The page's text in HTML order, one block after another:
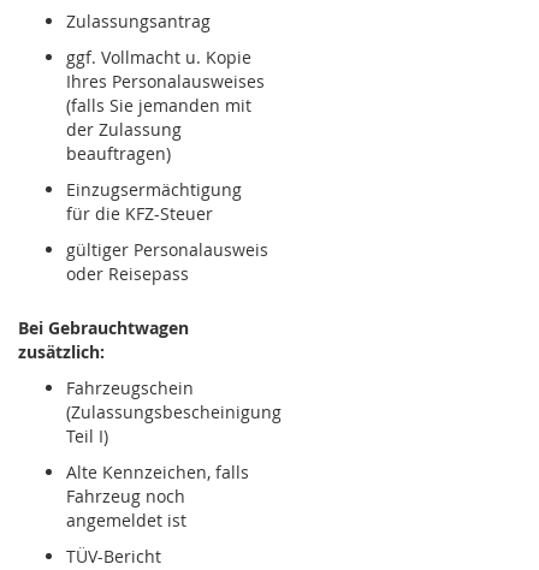
Zulassungsantrag
ggf. Vollmacht u. Kopie
Ihres Personalausweises
(falls Sie jemanden mit
der Zulassung
beauftragen)
Einzugsermächtigung
für die KFZ-Steuer
gültiger Personalausweis
oder Reisepass
Bei Gebrauchtwagen
zusätzlich:
Fahrzeugschein
(Zulassungsbescheinigung
Teil I)
Alte Kennzeichen, falls
Fahrzeug noch
angemeldet ist
TÜV-Bericht